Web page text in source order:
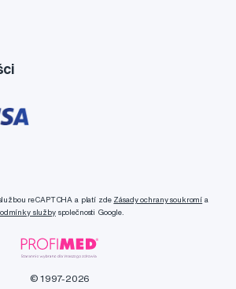
reCAPTCHA a platí zde Zásady ochrany soukromí a
službyspolečnosti Google.
© 1997-2026